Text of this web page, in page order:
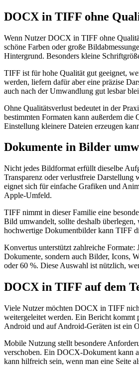
DOCX in TIFF ohne
Wenn Nutzer DOCX in TIFF ohne
schöne Farben oder große
Hintergrund. Besonders kleine
TIFF ist für hohe Qualität gut geeignet,
werden, liefern dafür aber eine präzise
auch nach der Umwandlung gut lesbar
Ohne Qualitätsverlust bedeutet in der
bestimmten Formaten kann außerdem
Einstellung kleinere Dateien erzeugen
Dokumente in Bilder
Nicht jedes Bildformat erfüllt dieselbe
Transparenz oder verlustfreie
eignet sich für einfache Grafiken und
Apple-Umfeld.
TIFF nimmt in dieser Familie eine
Bild umwandelt, sollte deshalb überlegen,
hochwertige Dokumentbilder kann TIFF
Konvertus unterstützt zahlreiche
Dokumente, sondern auch Bilder, Icons,
oder 60 %. Diese Auswahl ist nützlich,
DOCX in TIFF auf dem
Viele Nutzer möchten DOCX in TIFF
weitergeleitet werden. Ein Bericht kommt
Android und auf Android-Geräten ist ein
Mobile Nutzung stellt besondere
verschoben. Ein DOCX-Dokument kann
kann hilfreich sein, wenn man eine Seite